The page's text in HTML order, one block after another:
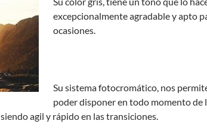
excepcionalmente agradable y apto
ocasiones.
Su sistema fotocromático, nos
poder disponer en todo momento de
siendo agil y rápido en las transiciones.